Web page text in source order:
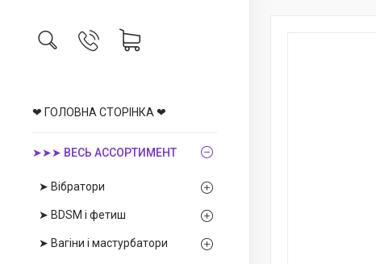
❤ ГОЛОВНА СТОРІНКА ❤
➤➤➤ ВЕСЬ АССОРТИМЕНТ
➤ Вібратори
➤ BDSM і фетиш
➤ Вагіни і мастурбатори